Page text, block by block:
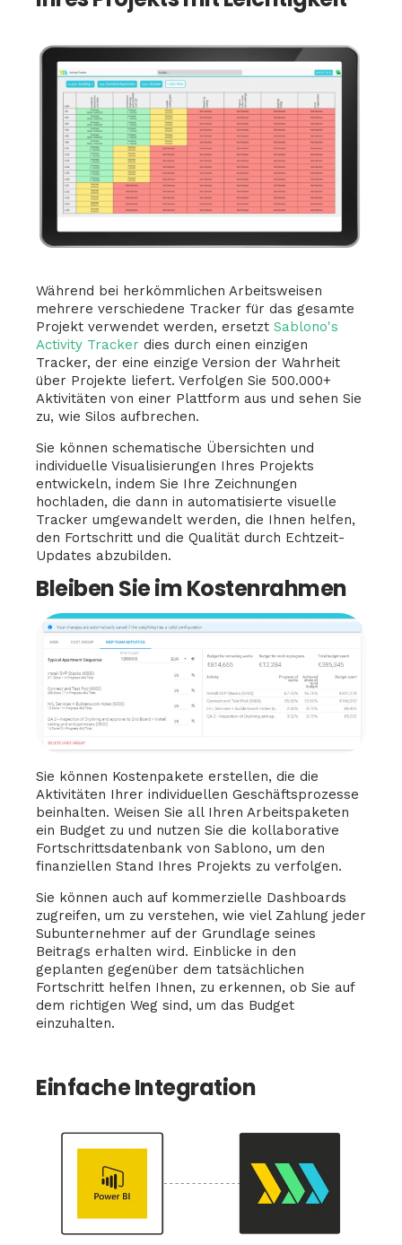
Während bei herkömmlichen Arbeitsweisen
mehrere verschiedene Tracker für das gesamte
Projekt verwendet werden, ersetzt Sablono's
Activity Tracker dies durch einen einzigen
Tracker, der eine einzige Version der Wahrheit
über Projekte liefert. Verfolgen Sie 500.000+
Aktivitäten von einer Plattform aus und sehen Sie
zu, wie Silos aufbrechen.
Sie können schematische Übersichten und
individuelle Visualisierungen Ihres Projekts
entwickeln, indem Sie Ihre Zeichnungen
hochladen, die dann in automatisierte visuelle
Tracker umgewandelt werden, die Ihnen helfen,
den Fortschritt und die Qualität durch Echtzeit-
Updates abzubilden.
Bleiben Sie im Kostenrahmen
Sie können Kostenpakete erstellen, die die
Aktivitäten Ihrer individuellen Geschäftsprozesse
beinhalten. Weisen Sie all Ihren Arbeitspaketen
ein Budget zu und nutzen Sie die kollaborative
Fortschrittsdatenbank von Sablono, um den
finanziellen Stand Ihres Projekts zu verfolgen.
Sie können auch auf kommerzielle Dashboards
zugreifen, um zu verstehen, wie viel Zahlung jeder
Subunternehmer auf der Grundlage seines
Beitrags erhalten wird. Einblicke in den
geplanten gegenüber dem tatsächlichen
Fortschritt helfen Ihnen, zu erkennen, ob Sie auf
dem richtigen Weg sind, um das Budget
einzuhalten.
Einfache Integration